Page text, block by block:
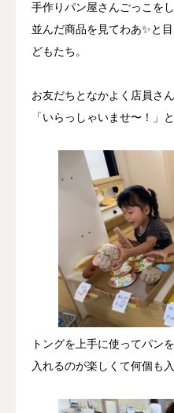
手作りパン屋さんごっこを
並んだ商品を見てわあ✨と
どもたち。
お友だちとなかよく店員さ
「いらっしゃいませ〜！」
トングを上手に使ってパン
入れるのが楽しくて何個も